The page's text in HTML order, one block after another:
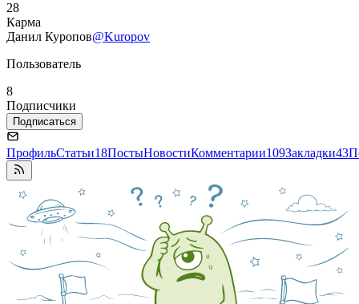
28
Карма
Данил Куропов@Kuropov
Пользователь
8
Подписчики
Подписаться
ПрофильСтатьи18ПостыНовостиКомментарии109Закладки43